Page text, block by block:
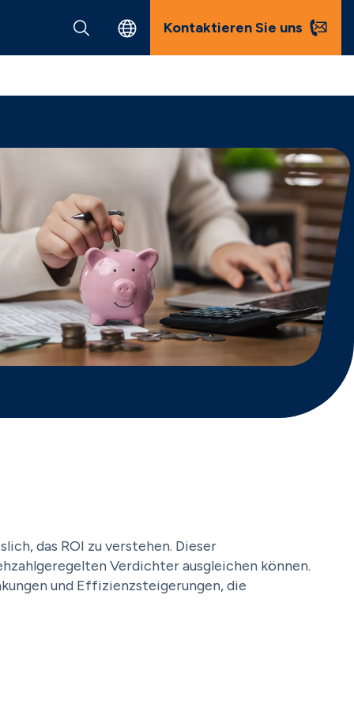
Kontaktieren Sie uns
das ROI zu verstehen. Dieser
Verdichter ausgleichen können.
und Effizienzsteigerungen, die